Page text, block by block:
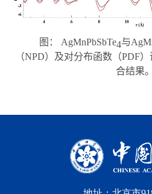
图： AgMnPbSbTe4与
（NPD）及对分布函数（PDF）
合结果。